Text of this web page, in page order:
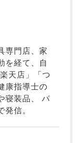
冬
前開
ボーイズかぶ
専門店、家
を経て、自
天店」「つ
康指導士の
寝装品、 パ
発信。